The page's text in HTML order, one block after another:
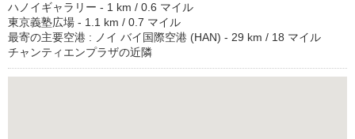
ハノイギャラリー - 1 km / 0.6 マイル
東京義塾広場 - 1.1 km / 0.7 マイル
最寄の主要空港 : ノイ バイ国際空港 (HAN) - 29 km / 18 マイル
チャンティエンプラザの近隣